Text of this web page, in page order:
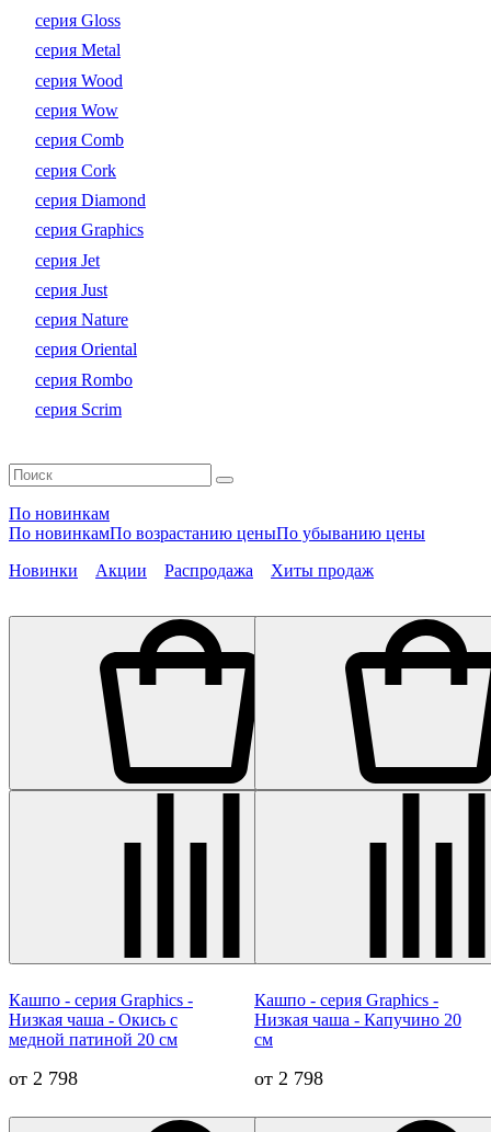
серия Gloss
серия Metal
серия Wood
серия Wow
серия Comb
серия Cork
серия Diamond
серия Graphics
серия Jet
серия Just
серия Nature
серия Oriental
серия Rombo
серия Scrim
По новинкам
По новинкамПо возрастанию ценыПо убыванию цены
Новинки
Акции Распродажа Хиты продаж
Кашпо - серия Graphics -
Низкая чаша - Окись с
медной патиной 20 см
от 2 798
Кашпо - серия Graphics -
Низкая чаша - Капучино 20
см
от 2 798